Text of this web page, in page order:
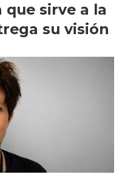
sirve a la
su visión